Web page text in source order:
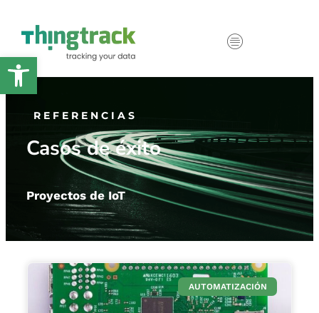
Abrir barra de herramientas
REFERENCIAS
Casos de éxito
Proyectos de IoT
AUTOMATIZACIÓN